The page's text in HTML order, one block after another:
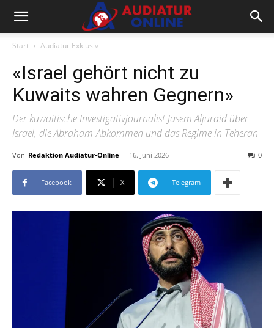
Start Audiatur Exklusiv
«Israel gehört nicht zu
Kuwaits wahren Gegnern»
Der kuwaitische Investigativjournalist Jasem Aljuraid über
Israel, die Abraham-Abkommen und das Regime in Teheran
Von Redaktion Audiatur-Online - 16. Juni 2026 0
Facebook X Telegram